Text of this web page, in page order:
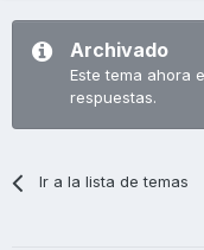
Archivado
Este tema ahora
respuestas.
Ir a la lista de temas